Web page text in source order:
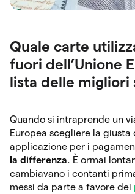
Quale carte
fuori dell’Unione
lista delle migliori
Quando si intraprende un
Europea scegliere la
applicazione per i
la differenza. È ormai
cambiavano i contanti
messi da parte a favore dei